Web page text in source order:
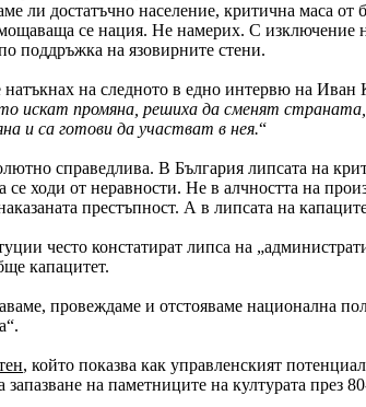
ли достатъчно население, критична маса от
се нация. Не намерих. С изключение
поддръжка на язовирните стени.
натъкнах на следното в едно интервю на Иван
искат промяна, решиха да сменят
и са готови да участват в нея.“
справедлива. В България липсата на
се ходи от неравности. Не в алчността на
престъпност. А в липсата на
често констатират липса на
капацитет.
провеждаме и отстояваме национална
, който показва как управленският
запазване на паметниците на културата през